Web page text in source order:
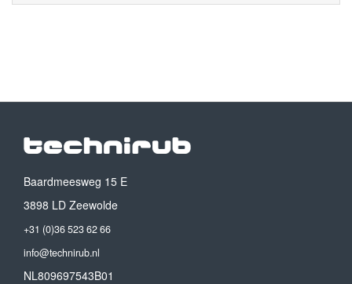
Baardmeesweg 15 E
3898 LD Zeewolde
+31 (0)36 523 62 66
info@technirub.nl
NL809697543B01